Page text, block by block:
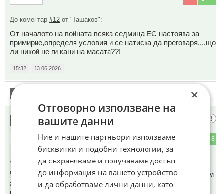
До коментар #12 от "Ташаков":
От началото на войната всяка седмица ЕС настоява за
примирие,определя условия и се натиска да преговаря....що
ли никой не ги кани на масата??!
15:32 13.06.2026
17
Българин
8
ОТГОВОР
До коментар#9от "Kaлпазанин":
Че ние, българите от 1000 години все сме роби и си живеем
живота! Който иска война и да ходи да се бие за бякакви
измислени свободи, да ходи на фронта и да се бие. Ние
×
Отговорно използване на
вашите данни
Ние и нашите партньори използваме
бисквитки и подобни технологии, за
да съхраняваме и получаваме достъп
до информация на вашето устройство
и да обработваме лични данни, като